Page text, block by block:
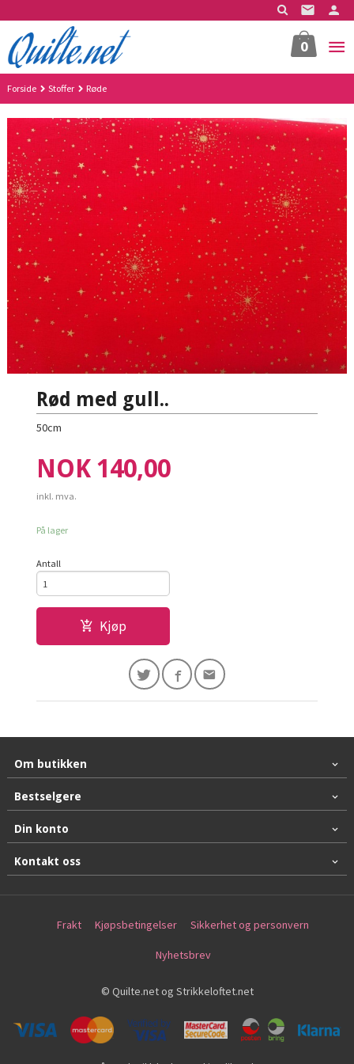
til
innholdet
0
Forside Stoffer Røde
Rød med gull..
50cm
Pris
NOK 140,00
inkl. mva.
På lager
Antall
Kjøp
Om butikken
Bestselgere
Din konto
Kontakt oss
Frakt Kjøpsbetingelser Sikkerhet og personvern
Nyhetsbrev
© Quilte.net og Strikkeloftet.net